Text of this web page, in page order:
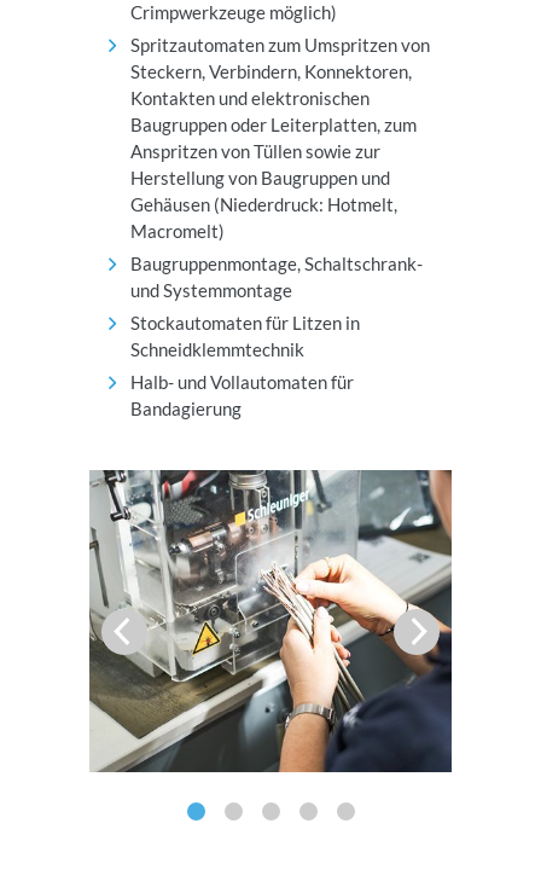
Crimpwerkzeuge möglich)
Spritzautomaten zum Umspritzen von
Steckern, Verbindern, Konnektoren,
Kontakten und elektronischen
Baugruppen oder Leiterplatten, zum
Anspritzen von Tüllen sowie zur
Herstellung von Baugruppen und
Gehäusen (Niederdruck: Hotmelt,
Macromelt)
Baugruppenmontage, Schaltschrank-
und Systemmontage
Stockautomaten für Litzen in
Schneidklemmtechnik
Halb- und Vollautomaten für
Bandagierung